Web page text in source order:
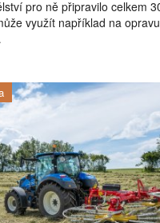
pro ně připravilo celkem
využít například na